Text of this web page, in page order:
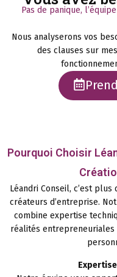
Pas de panique,
Nous analyserons vos
des clauses sur
Pourquoi Choisir
Léandri Conseil, c’est plus
créateurs d’entreprise.
combine expertise
réalités